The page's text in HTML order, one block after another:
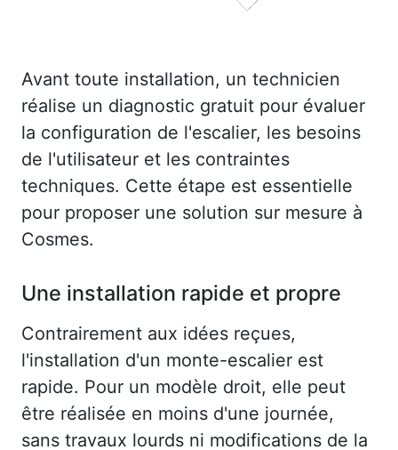
Avant toute installation, un technicien
réalise un diagnostic gratuit pour évaluer
la configuration de l'escalier, les besoins
de l'utilisateur et les contraintes
techniques. Cette étape est essentielle
pour proposer une solution sur mesure à
Cosmes.
Une installation rapide et propre
Contrairement aux idées reçues,
l'installation d'un monte-escalier est
rapide. Pour un modèle droit, elle peut
être réalisée en moins d'une journée,
sans travaux lourds ni modifications de la